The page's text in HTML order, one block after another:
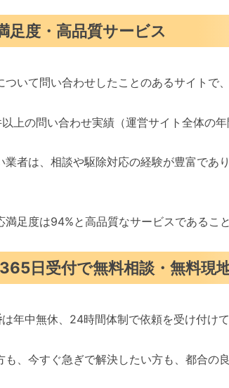
足度・高品質サービス
ついて問い合わせしたことのあるサイトで
上の問い合わせ実績（運営サイト全体の年
業者は、相談や駆除対応の経験が豊富であ
満足度は94%と高品質なサービスであるこ
日受付で無料相談・無料現
は年中無休、24時間体制で依頼を受け付けて
も、今すぐ急ぎで解決したい方も、都合の